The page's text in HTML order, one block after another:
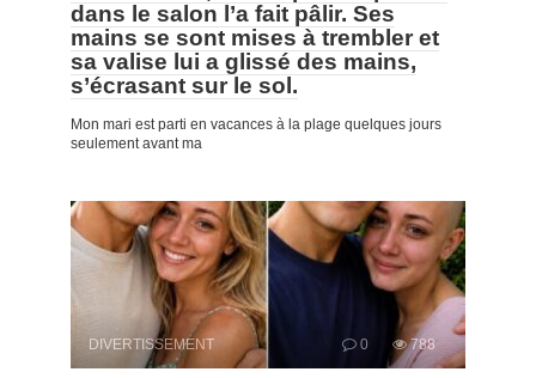
dans le salon l’a fait pâlir. Ses
mains se sont mises à trembler et
sa valise lui a glissé des mains,
s’écrasant sur le sol.
Mon mari est parti en vacances à la plage quelques jours
seulement avant ma
DIVERTISSEMENT 0 788